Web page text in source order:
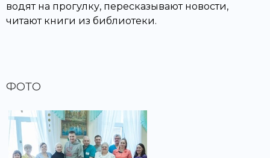
водят на прогулку, пересказывают новости,
читают книги из библиотеки.
ФОТО